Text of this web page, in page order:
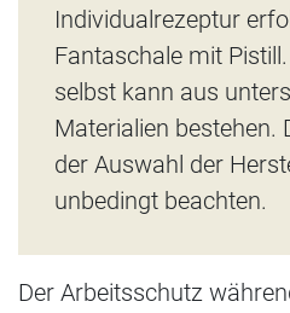
Individualrezeptur
Fantaschale mit
selbst kann aus
Materialien bestehen.
der Auswahl der
unbedingt beachten.
Der Arbeitsschutz